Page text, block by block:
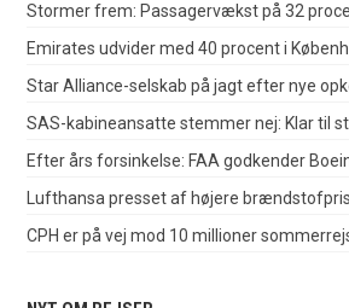
Stormer frem: Passagervækst på 32
Emirates udvider med 40 procent i
Star Alliance-selskab på jagt efter nye
SAS-kabineansatte stemmer nej: Klar til
Efter års forsinkelse: FAA godkender
Lufthansa presset af højere
CPH er på vej mod 10 millioner